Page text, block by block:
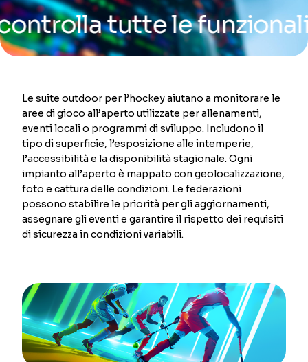
tutte le funzionalità
Le suite outdoor per l’hockey aiutano a monitorare le
aree di gioco all’aperto utilizzate per allenamenti,
eventi locali o programmi di sviluppo. Includono il
tipo di superficie, l’esposizione alle intemperie,
l’accessibilità e la disponibilità stagionale. Ogni
impianto all’aperto è mappato con geolocalizzazione,
foto e cattura delle condizioni. Le federazioni
possono stabilire le priorità per gli aggiornamenti,
assegnare gli eventi e garantire il rispetto dei requisiti
di sicurezza in condizioni variabili.